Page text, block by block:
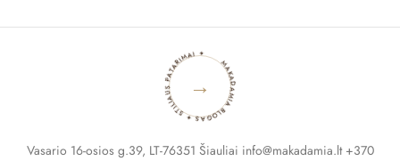
MAKADAMIA BLOGAS ✦ STILIAUS PATARIMAI ✦
→
Vasario 16-osios g.39, LT-76351 Šiauliai info@makadamia.lt +370